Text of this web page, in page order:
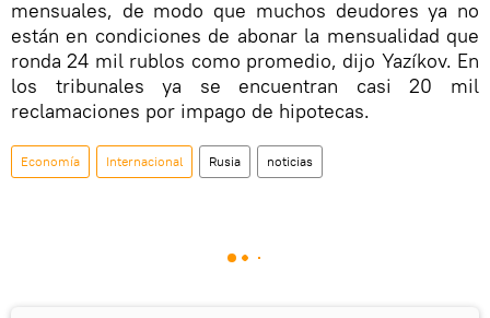
mensuales, de modo que muchos deudores ya no
están en condiciones de abonar la mensualidad que
ronda 24 mil rublos como promedio, dijo Yazíkov. En
los tribunales ya se encuentran casi 20 mil
reclamaciones por impago de hipotecas.
Economía Internacional Rusia noticias